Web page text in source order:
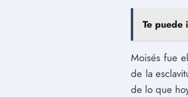
Te puede
Moisés fue
de la
de lo que